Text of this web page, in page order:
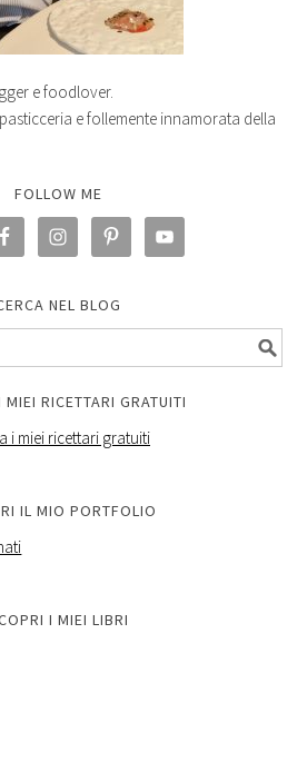
e foodlover.
e follemente innamorata della
FOLLOW ME
NEL BLOG
RICETTARI GRATUITI
IL MIO PORTFOLIO
I MIEI LIBRI